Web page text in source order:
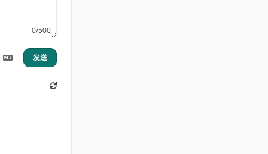
0/500
发送